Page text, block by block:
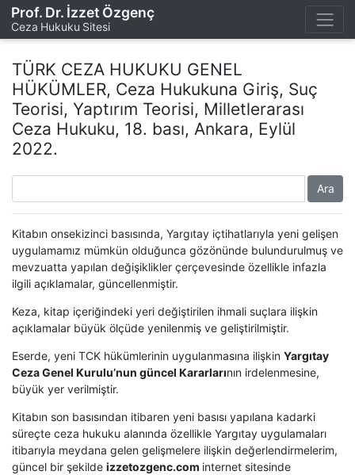
Prof. Dr. İzzet Özgenç
Ceza Hukuku Sitesi
TÜRK CEZA HUKUKU GENEL
HÜKÜMLER, Ceza Hukukuna Giriş, Suç
Teorisi, Yaptırım Teorisi, Milletlerarası
Ceza Hukuku, 18. bası, Ankara, Eylül
2022.
Ara
Kitabın onsekizinci basısında, Yargıtay içtihatlarıyla yeni gelişen
uygulamamız mümkün olduğunca gözönünde bulundurulmuş ve
mevzuatta yapılan değişiklikler çerçevesinde özellikle infazla
ilgili açıklamalar, güncellenmiştir.
Keza, kitap içeriğindeki yeri değiştirilen ihmali suçlara ilişkin
açıklamalar büyük ölçüde yenilenmiş ve geliştirilmiştir.
Eserde, yeni TCK hükümlerinin uygulanmasına ilişkin Yargıtay
Ceza Genel Kurulu’nun güncel Kararlarının irdelenmesine,
büyük yer verilmiştir.
Kitabın son basısından itibaren yeni basısı yapılana kadarki
süreçte ceza hukuku alanında özellikle Yargıtay uygulamaları
itibarıyla meydana gelen gelişmelere ilişkin değerlendirmelerim,
güncel bir şekilde izzetozgenc.com internet sitesinde